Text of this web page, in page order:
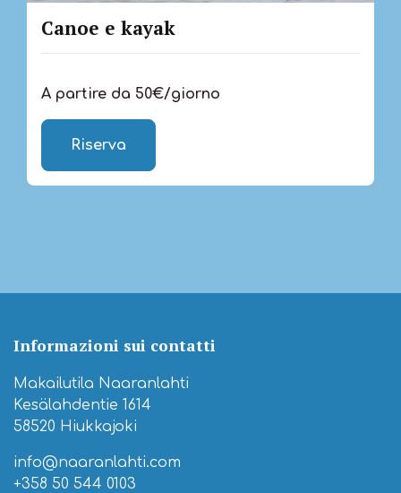
Canoe e kayak
A partire da 50€/giorno
Riserva
Informazioni sui contatti
Makailutila Naaranlahti
Kesälahdentie 1614
58520 Hiukkajoki
info@naaranlahti.com
+358 50 544 0103